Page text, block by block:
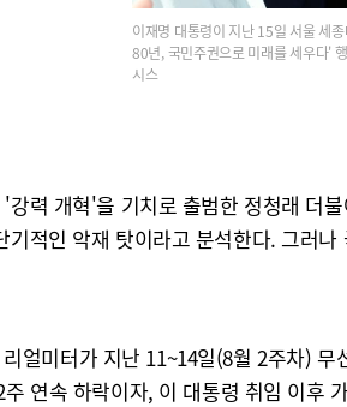
이재명 대통령이 지난 15일 서울 세
80년, 국민주권으로 미래를 세우다'
시스
력 개혁'을 기치로 출범한 정청래 더
적인 악재 탓이라고 분석한다. 그러
얼미터가 지난 11~14일(8월 2주차)
연속 하락이자, 이 대통령 취임 이후